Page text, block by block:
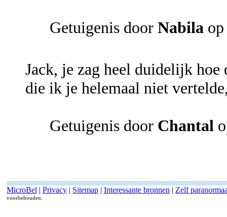
Getuigenis door Nabila
Jack, je zag heel duidelijk hoe
die ik je helemaal niet
Getuigenis door Chantal
MicroBel | Privacy | Sitemap | Interessante bronnen | Zelf
voorbehouden.